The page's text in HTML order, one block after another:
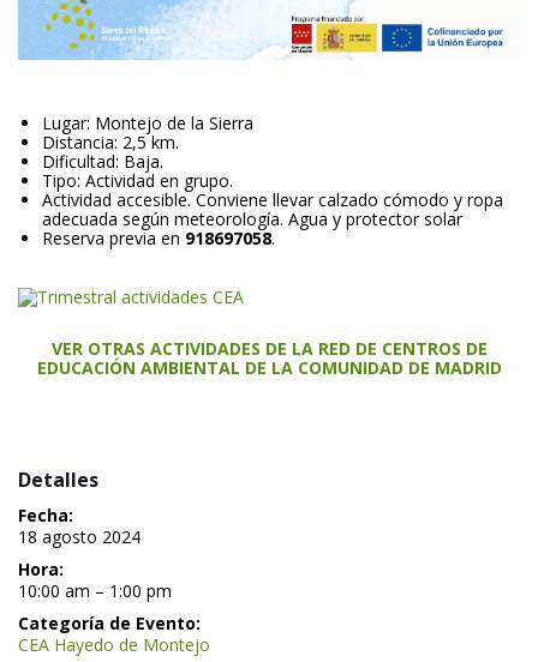
Lugar: Montejo de la Sierra
Distancia: 2,5 km.
Dificultad: Baja.
Tipo: Actividad en grupo.
Actividad accesible. Conviene llevar calzado cómodo y ropa
adecuada según meteorología. Agua y protector solar
Reserva previa en 918697058.
VER OTRAS ACTIVIDADES DE LA RED DE CENTROS DE
EDUCACIÓN AMBIENTAL DE LA COMUNIDAD DE MADRID
Detalles
Fecha:
18 agosto 2024
Hora:
10:00 am – 1:00 pm
Categoría de Evento:
CEA Hayedo de Montejo